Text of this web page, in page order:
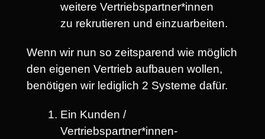
weitere Vertriebspartner*innen
zu rekrutieren und einzuarbeiten.
Wenn wir nun so zeitsparend wie möglich
den eigenen Vertrieb aufbauen wollen,
benötigen wir lediglich 2 Systeme dafür.
Ein Kunden /
Vertriebspartner*innen-